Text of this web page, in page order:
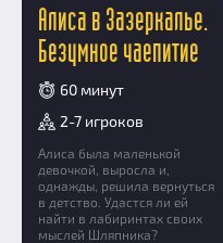
Алиса в Зазеркалье.
Безумное чаепитие
60 минут
2-7 игроков
Алиса была маленькой
девочкой, выросла и,
однажды, решила вернуться
в детство. Удастся ли ей
найти в лабиринтах своих
мыслей Шляпника?